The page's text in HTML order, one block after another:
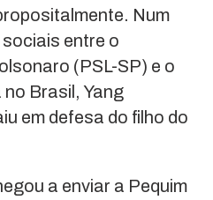
Num
entre o
(PSL-SP) e o
Brasil, Yang
em defesa do filho do
a enviar a Pequim